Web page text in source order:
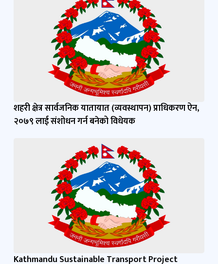
शहरी क्षेत्र सार्वजनिक यातायात (व्यवस्थापन) प्राधिकरण ऐन,
२०७९ लाई संशोधन गर्न बनेको विधेयक
Kathmandu Sustainable Transport Project